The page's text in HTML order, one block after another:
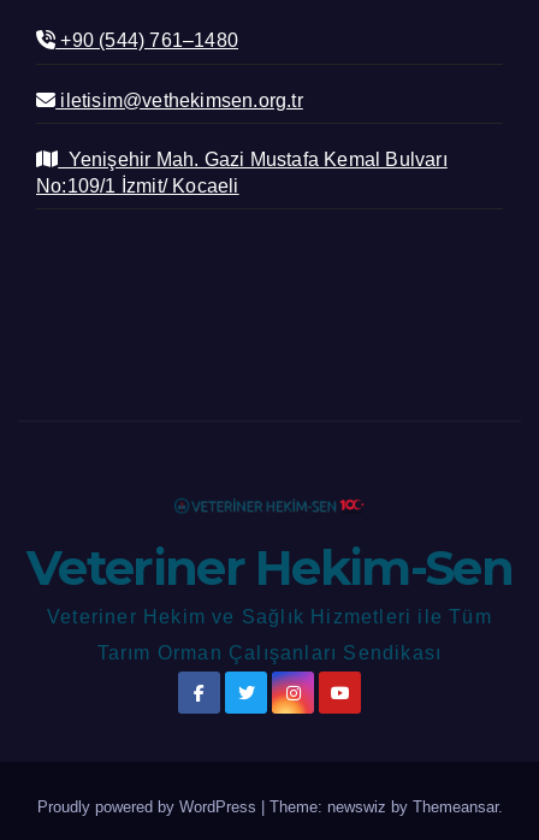
+90 (544) 761–1480
iletisim@vethekimsen.org.tr
Yenişehir Mah. Gazi Mustafa Kemal Bulvarı
No:109/1 İzmit/ Kocaeli
Veteriner Hekim-Sen
Veteriner Hekim ve Sağlık Hizmetleri ile Tüm
Tarım Orman Çalışanları Sendikası
Proudly powered by WordPress Theme: newswiz by Themeansar.